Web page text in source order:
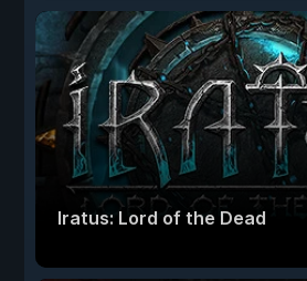
Iratus: Lord of the Dead